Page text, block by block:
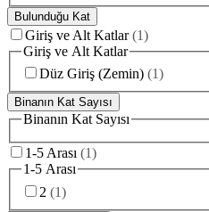
Bulunduğu Kat
Giriş ve Alt Katlar (1)
Giriş ve Alt Katlar
Düz Giriş (Zemin) (1)
Binanın Kat Sayısı
Binanın Kat Sayısı
1-5 Arası (1)
1-5 Arası
2 (1)